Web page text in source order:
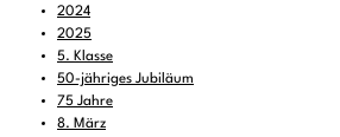
2024
2025
5. Klasse
50-jähriges Jubiläum
75 Jahre
8. März